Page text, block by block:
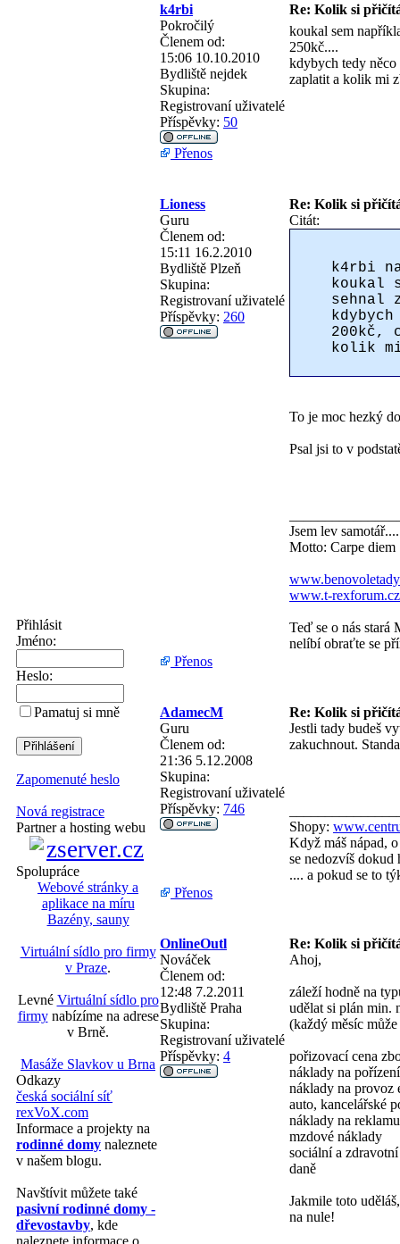
Přihlásit
Jméno:
Heslo:
Pamatuj si mně
Zapomenuté heslo
Nová registrace
Partner a hosting webu
Spolupráce
Webové stránky a
aplikace na míru
Bazény, sauny
Virtuální sídlo pro firmy
v Praze.
Levné Virtuální sídlo pro
firmynabízíme na adrese
v Brně.
Masáže Slavkov u Brna
Odkazy
česká sociální síť
rexVoX.com
Informace a projekty na
rodinné domy naleznete
v našem blogu.
Navštívit můžete také
pasivní rodinné domy -
dřevostavby, kde
naleznete informace o
k4rbi
Re: Kolik si
Pokročilý
Členem od:
15:06 10.10.2010
Bydliště nejdek
Skupina:
Registrovaní uživatelé
Příspěvky: 50
koukal sem
250kč....
kdybych tedy něco
zaplatit a kolik mi
Přenos
Lioness
Re: Kolik si
Guru
Členem od:
15:11 16.2.2010
Bydliště Plzeň
Skupina:
Registrovaní uživatelé
Příspěvky: 260
Citát:
k4rbi
koukal
sehnal
200kč,
kolik
To je moc hezký
Psal jsi to v
Jsem lev
Motto: Carpe diem
www.t-rexforum.cz
Teď se o nás stará
nelíbí obraťte se
Přenos
AdamecM
Re: Kolik si
Guru
Členem od:
21:36 5.12.2008
Skupina:
Registrovaní uživatelé
Příspěvky: 746
Jestli tady budeš
zakuchnout.
Shopy:
Když máš nápad,
se nedozvíš dokud
.... a pokud se to
Přenos
OnlineOutl
Re: Kolik si
Nováček
Členem od:
12:48 7.2.2011
Bydliště Praha
Skupina:
Registrovaní uživatelé
Příspěvky: 4
Ahoj,
záleží hodně na
udělat si plán min.
(každý měsíc
pořizovací cena
náklady na
náklady na provoz
auto, kancelářské
náklady na reklamu
mzdové náklady
sociální a
daně
Jakmile toto
na nule!